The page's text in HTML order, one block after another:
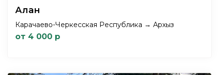
Алан
Карачаево-Черкесская Республика → Архыз
от 4 000 р